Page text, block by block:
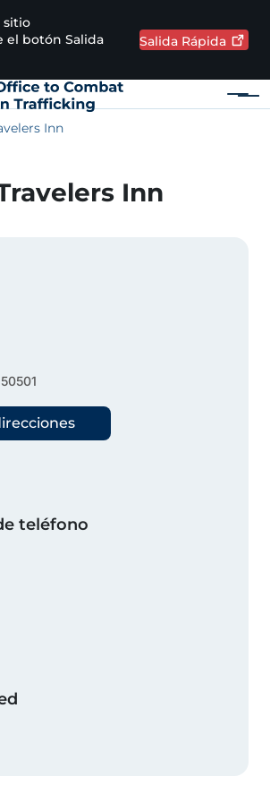
sitio
el botón Salida
Salida Rápida
Menú
Inn
Inn
Location
50501
teléfono